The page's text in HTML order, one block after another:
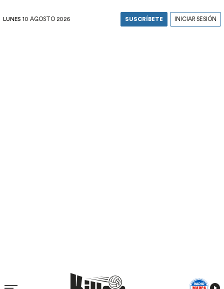
LUNES 10 AGOSTO 2026 SUSCRÍBETE INICIAR SESIÓN